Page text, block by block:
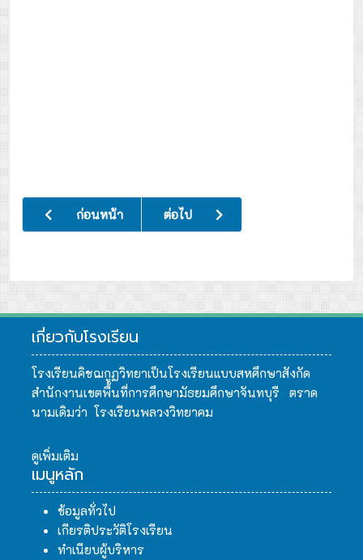
เนื้อหาก่อนหน้า: พิธีทำบุญวันคล้ายวันก่อตั้งโรงเรียนคิชฌกูฏวิท
ก่อนหน้า เนื้อหาถัดไป: พิธีวางพานพุ่มและถวาย
ต่อไป
เกี่ยวกับโรงเรียน
โรงเรียนคิชฌกูฏวิทยาเป็นโรงเรียนแบบสหศึกษาสังกัด
สำนักงานเขตพื้นที่การศึกษามัธยมศึกษาจันทบุรี ตราด
นามเดิมว่า โรงเรียนพลวงวิทยาคม
ดูเพิ่มเติม
เมนูหลัก
ข้อมูลทั่วไป
เกียรติประวัติโรงเรียน
ทำเนียบผู้บริหาร